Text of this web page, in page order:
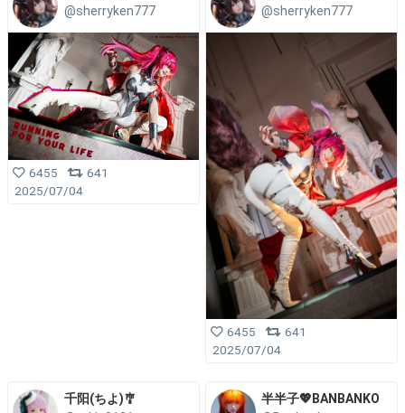
@sherryken777
6455
641
2025/07/04
@sherryken777
6455
641
2025/07/04
千阳(ちよ)🎐
半半子💖BANBANKO